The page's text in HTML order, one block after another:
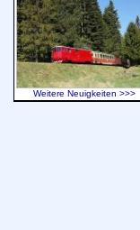
Weitere Neuigkeiten >>>